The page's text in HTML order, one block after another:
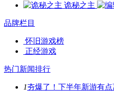
诡秘之主
品牌栏目
怀旧游戏榜
正经游戏
热门新闻排行
1夯爆了！下半年新游有